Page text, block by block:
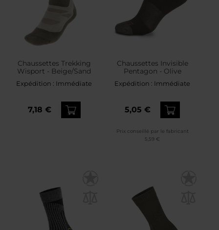
Chaussettes Trekking
Wisport - Beige/Sand
Expédition : Immédiate
7,18 €
Chaussettes Invisible
Pentagon - Olive
Expédition : Immédiate
5,05 €
Prix conseillé par le fabricant
5,59 €